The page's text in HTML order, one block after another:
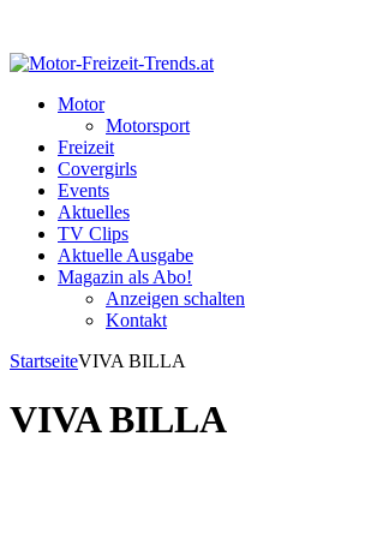
Motor
Motorsport
Freizeit
Covergirls
Events
Aktuelles
TV Clips
Aktuelle Ausgabe
Magazin als Abo!
Anzeigen schalten
Kontakt
StartseiteVIVA BILLA
VIVA BILLA